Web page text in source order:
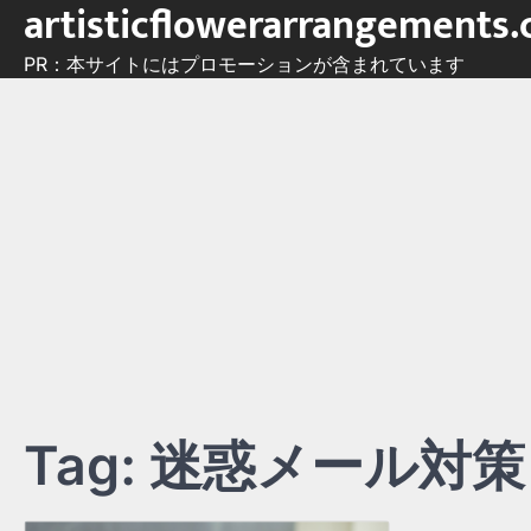
Skip
content
PR：本サイトにはプロモーションが含まれています
Tag: 迷惑メール対策